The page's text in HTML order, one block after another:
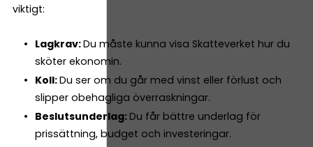
viktigt:
Lagkrav:Du måste kunna visa Skatteverket hur du
sköter ekonomin.
Koll:Du ser om du går med vinst eller förlust och
slipper obehagliga överraskningar.
Beslutsunderlag: Du får bättre underlag för
prissättning, budget och investeringar.